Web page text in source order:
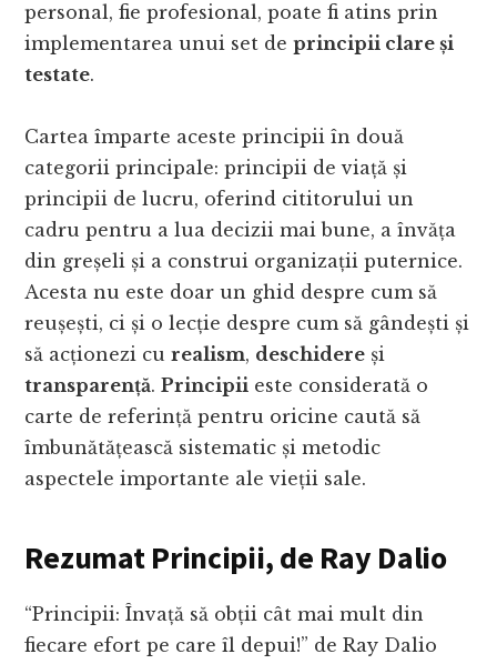
personal, fie profesional, poate fi atins prin
implementarea unui set deprincipii clare și
testate.
Cartea împarte aceste principii în două
categorii principale: principii de viață și
principii de lucru, oferind cititorului un
cadru pentru a lua decizii mai bune, a învăța
din greșeli și a construi organizații puternice.
Acesta nu este doar un ghid despre cum să
reușești, ci și o lecție despre cum să gândești și
să acționezi curealism, deschidere și
transparență.Principii este considerată o
carte de referință pentru oricine caută să
îmbunătățească sistematic și metodic
aspectele importante ale vieții sale.
Rezumat Principii, de Ray Dalio
“Principii: Învață să obții cât mai mult din
fiecare efort pe care îl depui!” de Ray Dalio